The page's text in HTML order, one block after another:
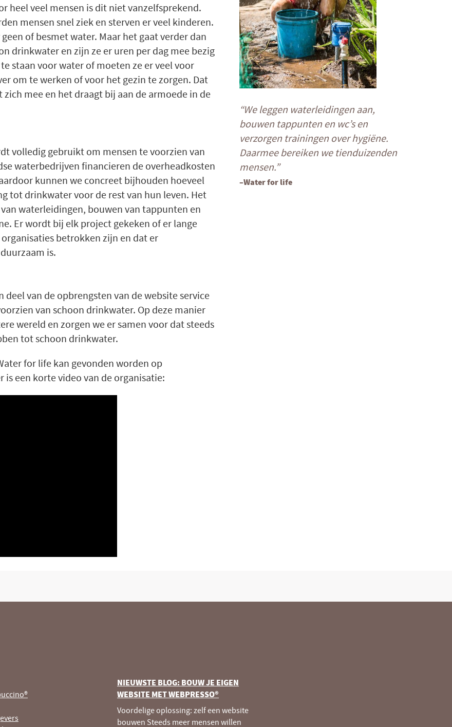
heel veel mensen is dit niet vanzelfsprekend.
mensen snel ziek en sterven er veel kinderen.
of besmet water. Maar het gaat verder dan
drinkwater en zijn ze er uren per dag mee bezig
staan voor water of moeten ze er veel voor
om te werken of voor het gezin te zorgen. Dat
mee en het draagt bij aan de armoede in de
volledig gebruikt om mensen te voorzien van
waterbedrijven financieren de overheadkosten
kunnen we concreet bijhouden hoeveel
tot drinkwater voor de rest van hun leven. Het
waterleidingen, bouwen van tappunten en
Er wordt bij elk project gekeken of er lange
betrokken zijn en dat er
is.
van de opbrengsten van de website service
van schoon drinkwater. Op deze manier
wereld en zorgen we er samen voor dat steeds
tot schoon drinkwater.
for life kan gevonden worden op
is een korte video van de organisatie:
“We leggen waterleidingen aan,
bouwen tappunten en wc’s en
verzorgen trainingen over hygiëne.
Daarmee bereiken we tienduizenden
mensen.”
–Water for life
NIEUWSTE BLOG: BOUW JE EIGEN
WEBSITE MET WEBPRESSO®
Voordelige oplossing: zelf een website
bouwen Steeds meer mensen willen